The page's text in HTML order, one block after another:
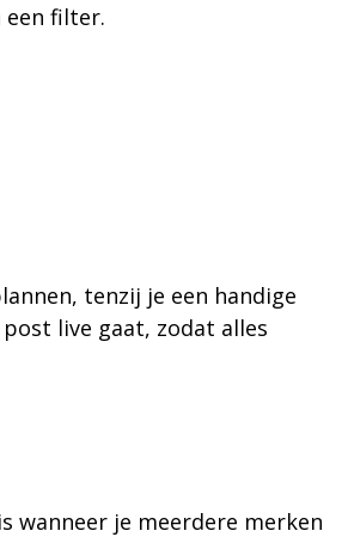
een filter.
tenzij je een handige
live gaat, zodat alles
wanneer je meerdere merken